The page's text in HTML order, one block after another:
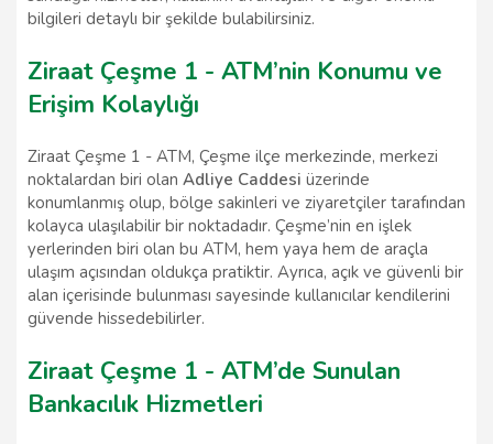
bilgileri detaylı bir şekilde bulabilirsiniz.
Ziraat Çeşme 1 - ATM’nin Konumu ve
Erişim Kolaylığı
Ziraat Çeşme 1 - ATM, Çeşme ilçe merkezinde, merkezi
noktalardan biri olan Adliye Caddesi üzerinde
konumlanmış olup, bölge sakinleri ve ziyaretçiler tarafından
kolayca ulaşılabilir bir noktadadır. Çeşme’nin en işlek
yerlerinden biri olan bu ATM, hem yaya hem de araçla
ulaşım açısından oldukça pratiktir. Ayrıca, açık ve güvenli bir
alan içerisinde bulunması sayesinde kullanıcılar kendilerini
güvende hissedebilirler.
Ziraat Çeşme 1 - ATM’de Sunulan
Bankacılık Hizmetleri